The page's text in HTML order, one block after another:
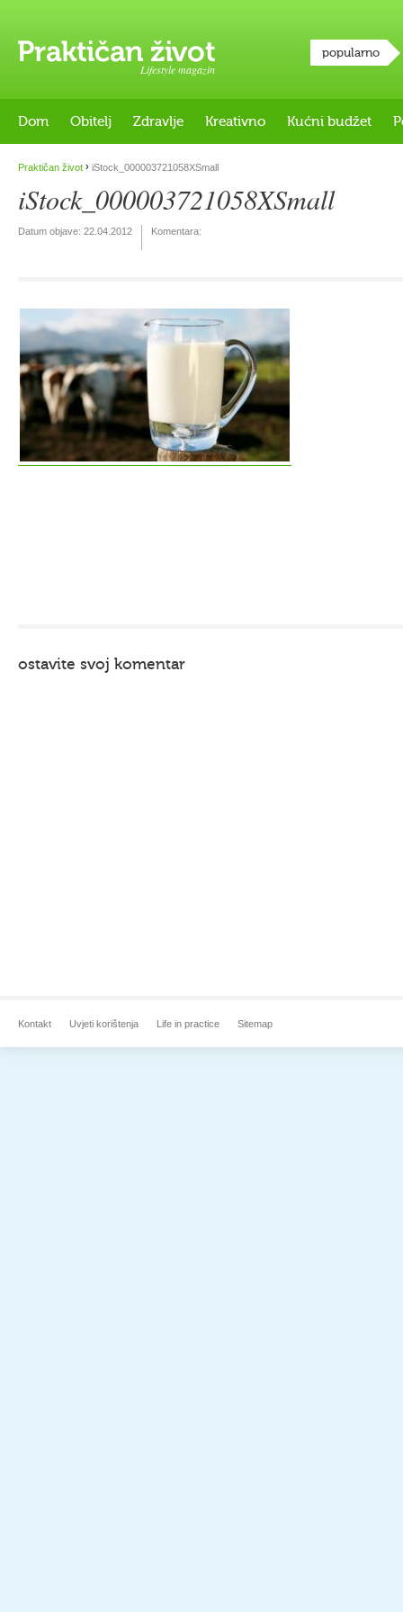
Lifestyle magazin
popularno
Dom Obitelj Zdravlje Kreativno Kućni budžet
Praktičan život › iStock_000003721058XSmall
iStock_000003721058XSmall
Datum objave: 22.04.2012 Komentara:
ostavite svoj komentar
Kontakt Uvjeti korištenja Life in practice Sitemap